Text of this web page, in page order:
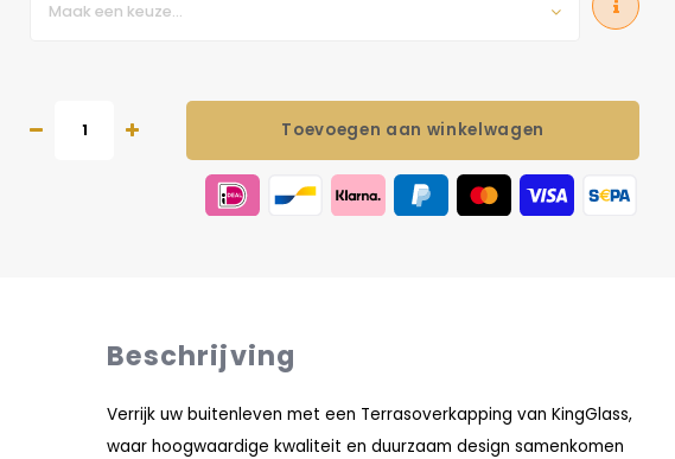
Maak een keuze...
Toevoegen aan winkelwagen
Beschrijving
Verrijk uw buitenleven met een Terrasoverkapping van KingGlass,
waar hoogwaardige kwaliteit en duurzaam design samenkomen